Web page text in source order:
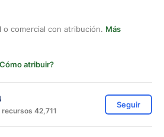
o comercial con atribución. Más
atribuir?
42,711
Seguir